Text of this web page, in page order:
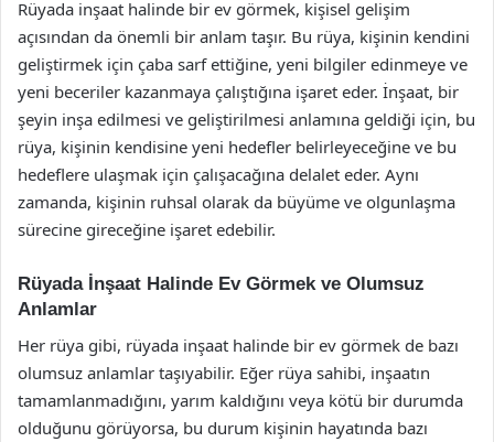
Rüyada inşaat halinde bir ev görmek, kişisel gelişim
açısından da önemli bir anlam taşır. Bu rüya, kişinin kendini
geliştirmek için çaba sarf ettiğine, yeni bilgiler edinmeye ve
yeni beceriler kazanmaya çalıştığına işaret eder. İnşaat, bir
şeyin inşa edilmesi ve geliştirilmesi anlamına geldiği için, bu
rüya, kişinin kendisine yeni hedefler belirleyeceğine ve bu
hedeflere ulaşmak için çalışacağına delalet eder. Aynı
zamanda, kişinin ruhsal olarak da büyüme ve olgunlaşma
sürecine gireceğine işaret edebilir.
Rüyada İnşaat Halinde Ev Görmek ve Olumsuz
Anlamlar
Her rüya gibi, rüyada inşaat halinde bir ev görmek de bazı
olumsuz anlamlar taşıyabilir. Eğer rüya sahibi, inşaatın
tamamlanmadığını, yarım kaldığını veya kötü bir durumda
olduğunu görüyorsa, bu durum kişinin hayatında bazı